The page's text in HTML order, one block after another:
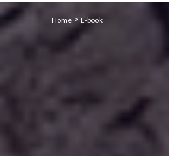
Home > E-book